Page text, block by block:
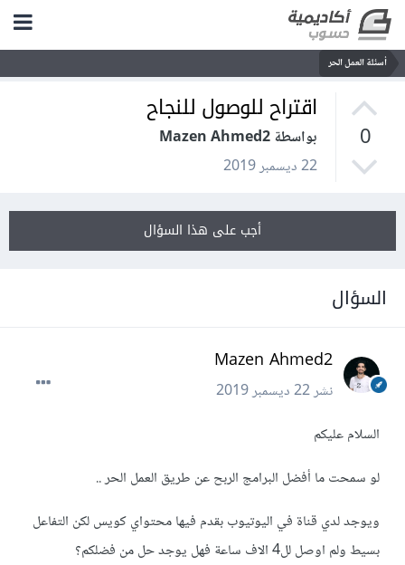
أسئلة العمل الحر
0
اقتراح للوصول للنجاح
بواسطة Mazen Ahmed2
22 ديسمبر 2019
أجب على هذا السؤال
السؤال
Mazen Ahmed2
نشر22 ديسمبر 2019
السلام عليكم
لو سمحت ما أفضل البرامج الربح عن طريق العمل الحر ..
ويوجد لدي قناة في اليوتيوب بقدم فيها محتواي كويس لكن التفاعل
بسيط ولم اوصل لل4 الاف ساعة فهل يوجد حل من فضلكم؟